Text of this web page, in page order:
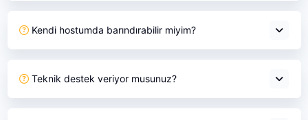
Kendi hostumda barındırabilir miyim?
Teknik destek veriyor musunuz?